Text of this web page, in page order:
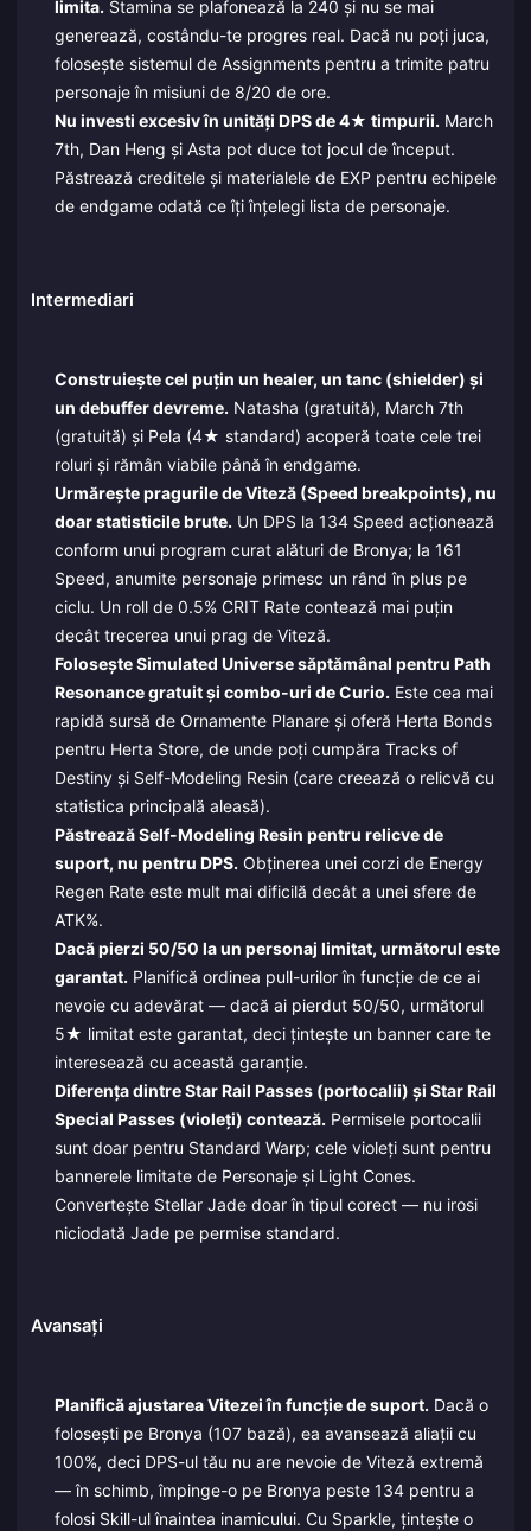
limita. Stamina se plafonează la 240 și nu se mai
generează, costându-te progres real. Dacă nu poți juca,
folosește sistemul de Assignments pentru a trimite patru
personaje în misiuni de 8/20 de ore.
Nu investi excesiv în unități DPS de 4★ timpurii. March
7th, Dan Heng și Asta pot duce tot jocul de început.
Păstrează creditele și materialele de EXP pentru echipele
de endgame odată ce îți înțelegi lista de personaje.
Intermediari
Construiește cel puțin un healer, un tanc (shielder) și
un debuffer devreme. Natasha (gratuită), March 7th
(gratuită) și Pela (4★ standard) acoperă toate cele trei
roluri și rămân viabile până în endgame.
Urmărește pragurile de Viteză (Speed breakpoints), nu
doar statisticile brute. Un DPS la 134 Speed acționează
conform unui program curat alături de Bronya; la 161
Speed, anumite personaje primesc un rând în plus pe
ciclu. Un roll de 0.5% CRIT Rate contează mai puțin
decât trecerea unui prag de Viteză.
Folosește Simulated Universe săptămânal pentru Path
Resonance gratuit și combo-uri de Curio. Este cea mai
rapidă sursă de Ornamente Planare și oferă Herta Bonds
pentru Herta Store, de unde poți cumpăra Tracks of
Destiny și Self-Modeling Resin (care creează o relicvă cu
statistica principală aleasă).
Păstrează Self-Modeling Resin pentru relicve de
suport, nu pentru DPS. Obținerea unei corzi de Energy
Regen Rate este mult mai dificilă decât a unei sfere de
ATK%.
Dacă pierzi 50/50 la un personaj limitat, următorul este
garantat. Planifică ordinea pull-urilor în funcție de ce ai
nevoie cu adevărat — dacă ai pierdut 50/50, următorul
5★ limitat este garantat, deci țintește un banner care te
interesează cu această garanție.
Diferența dintre Star Rail Passes (portocalii) și Star Rail
Special Passes (violeți) contează. Permisele portocalii
sunt doar pentru Standard Warp; cele violeți sunt pentru
bannerele limitate de Personaje și Light Cones.
Convertește Stellar Jade doar în tipul corect — nu irosi
niciodată Jade pe permise standard.
Avansați
Planifică ajustarea Vitezei în funcție de suport. Dacă o
folosești pe Bronya (107 bază), ea avansează aliații cu
100%, deci DPS-ul tău nu are nevoie de Viteză extremă
— în schimb, împinge-o pe Bronya peste 134 pentru a
folosi Skill-ul înaintea inamicului. Cu Sparkle, țintește o